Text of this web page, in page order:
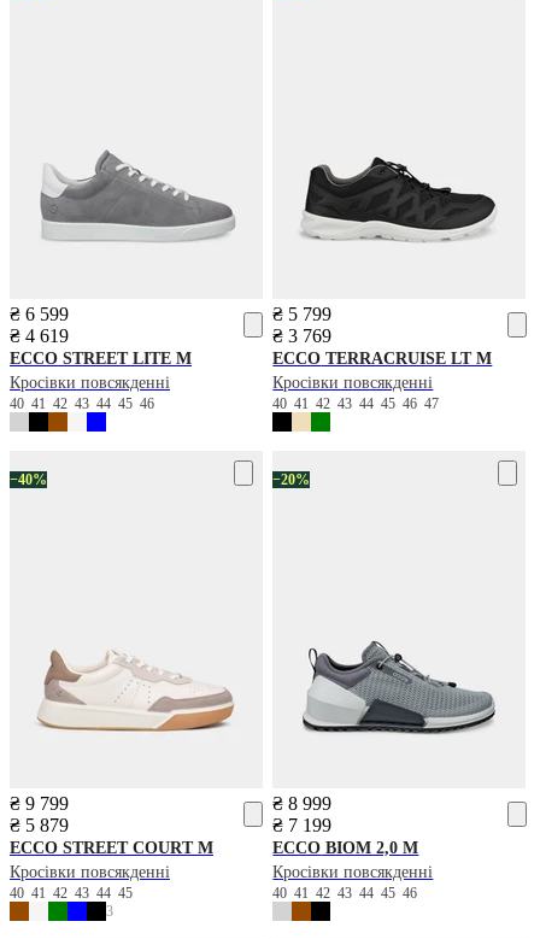
₴ 6 599
₴ 4 619
ECCO STREET LITE M
Кросівки повсякденні
40 41 42 43 44 45 46
₴ 5 799
₴ 3 769
ECCO TERRACRUISE LT M
Кросівки повсякденні
4041424344454647
−40%
₴ 9 799
₴ 5 879
ECCO STREET COURT M
Кросівки повсякденні
40 41 42 43 44 45
3
−20%
₴ 8 999
₴ 7 199
ECCO BIOM 2,0 M
Кросівки повсякденні
40414243444546